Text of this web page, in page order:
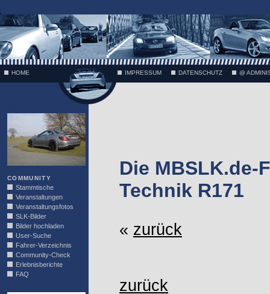
;
HOME IMPRESSUM DATENSCHUTZ @
COMMUNITY
Stammtische
Veranstaltungen
Veranstaltungsfotos
SLK-Bilder
Bilder hochladen
User-Suche
Fahrer-Verzeichnis
Community-Check
Erlebnisberichte
FAQ
Die MBSLK.de-
Technik R171
« zurück
zurück